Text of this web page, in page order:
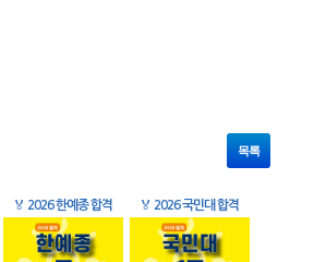
목록
🏅 2026 한예종 합격 🏅 2026 국민대 합격